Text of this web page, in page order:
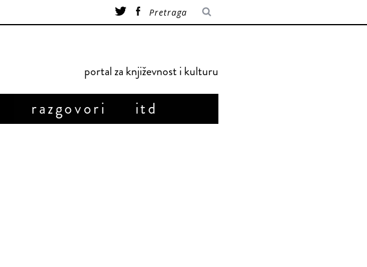
portal za književnost i kulturu
razgovori itd